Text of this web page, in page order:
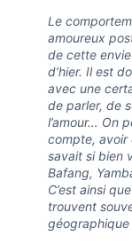
Le
amoureux
de cette
d’hier. Il est
avec une
de parler, de
l’amour… On
compte, avoir
savait si bien
Bafang,
C’est ainsi
trouvent